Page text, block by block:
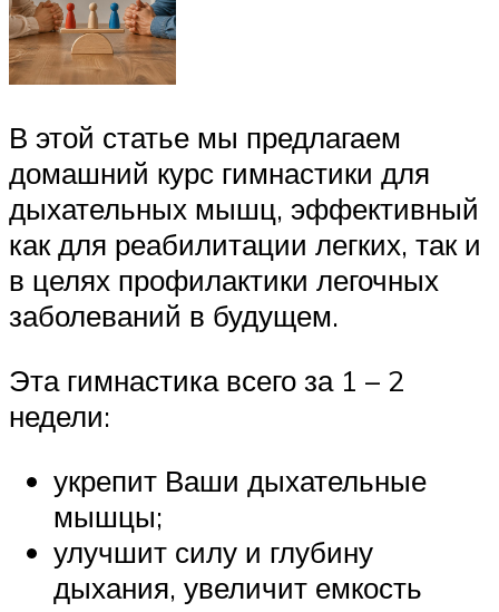
В этой статье мы предлагаем
домашний курс гимнастики для
дыхательных мышц, эффективный
как для реабилитации легких, так и
в целях профилактики легочных
заболеваний в будущем.
Эта гимнастика всего за 1 – 2
недели:
укрепит Ваши дыхательные
мышцы;
улучшит силу и глубину
дыхания, увеличит емкость